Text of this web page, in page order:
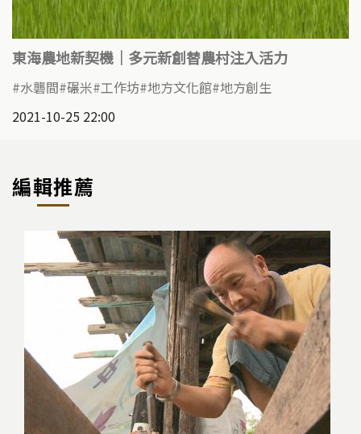
東海農地新契機｜多元新創替農村注入活力
水礱間 碾米 工作坊 地方文化館 地方創生
2021-10-25 22:00
編輯推薦